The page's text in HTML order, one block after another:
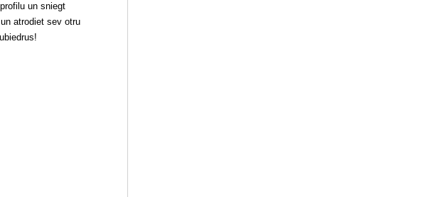
un sniegt
atrodiet sev otru